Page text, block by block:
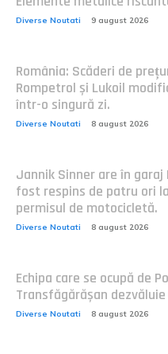
Diverse Noutati 9 august 2026
România: Scăderi de
Rompetrol și Lukoil
într-o singură zi.
Diverse Noutati 8 august 2026
Jannik Sinner are în garaj
fost respins de patru ori
permisul de motocicletă.
Diverse Noutati 8 august 2026
Echipa care se ocupă de
Transfăgărășan
Diverse Noutati 8 august 2026